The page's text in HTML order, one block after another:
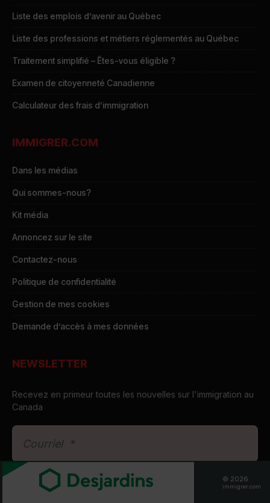
Liste des emplois d’avenir au Québec
Liste des professions et métiers réglementés au Québec
Traitement simplifié – Êtes-vous éligible ?
Examen de citoyenneté Canadienne
Calculateur des frais d’immigration
IMMIGRER.COM
Dans les médias
Qui sommes-nous?
Kit média
Annoncez sur le site
Contactez-nous
Politique de confidentialité
Gestion de mes cookies
Demande d’accès à mes données
NEWSLETTER
Recevez en primeur toutes les nouvelles sur l'immigration au
Canada
© 2026
immigrer.com